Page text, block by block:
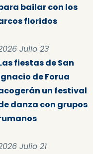
bailar con los
floridos
Julio 23
fiestas de San
de Forua
un festival
danza con grupos
Julio 21